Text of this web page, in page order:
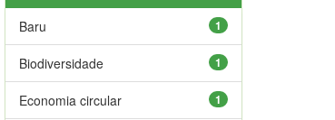
1
Baru
1
Biodiversidade
1
Economia circular